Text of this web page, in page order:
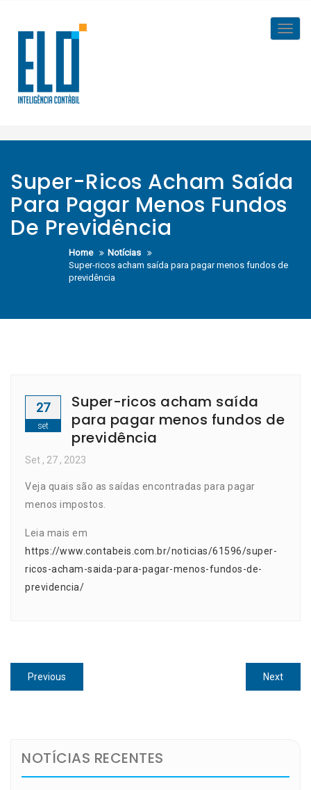
content
Super-Ricos Acham Saída
Para Pagar Menos Fundos
De Previdência
Home
Notícias
Super-ricos acham saída para pagar menos fundos de
previdência
27
set
Super-ricos acham saída
para pagar menos fundos de
previdência
Set , 27 , 2023
Veja quais são as saídas encontradas para pagar
menos impostos.
Leia mais em
https://www.contabeis.com.br/noticias/61596/super-
ricos-acham-saida-para-pagar-menos-fundos-de-
previdencia/
Navegação
de
Previous
post:
NextNext
post:
NOTÍCIAS RECENTES